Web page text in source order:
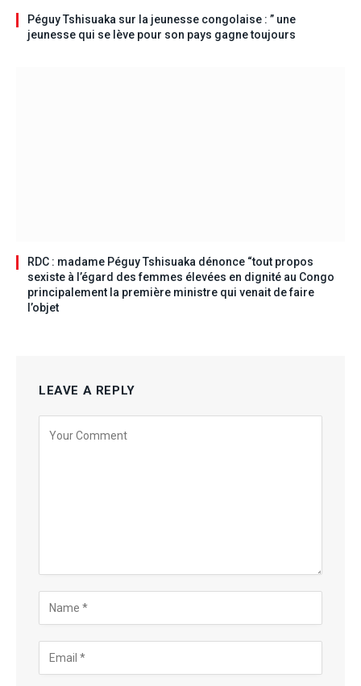
Péguy Tshisuaka sur la jeunesse congolaise : ” une
jeunesse qui se lève pour son pays gagne toujours
RDC : madame Péguy Tshisuaka dénonce “tout propos
sexiste à l’égard des femmes élevées en dignité au Congo
principalement la première ministre qui venait de faire
l’objet
LEAVE A REPLY